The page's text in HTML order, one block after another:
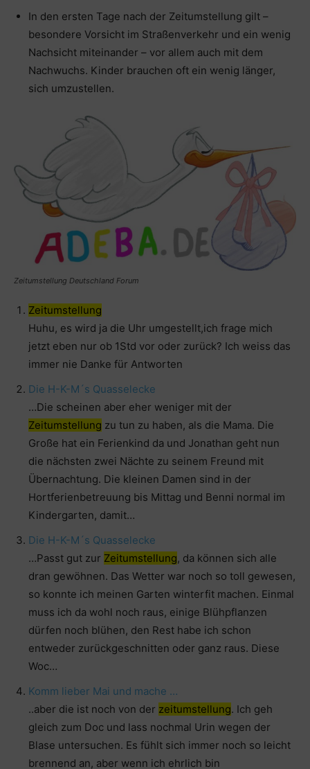
In den ersten Tage nach der Zeitumstellung gilt –
besondere Vorsicht im Straßenverkehr und ein wenig
Nachsicht miteinander – vor allem auch mit dem
Nachwuchs. Kinder brauchen oft ein wenig länger,
sich umzustellen.
Zeitumstellung Deutschland Forum
Zeitumstellung
Huhu, es wird ja die Uhr umgestellt,ich frage mich
jetzt eben nur ob 1Std vor oder zurück? Ich weiss das
immer nie Danke für Antworten
Die H-K-M´s Quasselecke
…Die scheinen aber eher weniger mit der
Zeitumstellung zu tun zu haben, als die Mama. Die
Große hat ein Ferienkind da und Jonathan geht nun
die nächsten zwei Nächte zu seinem Freund mit
Übernachtung. Die kleinen Damen sind in der
Hortferienbetreuung bis Mittag und Benni normal im
Kindergarten, damit…
Die H-K-M´s Quasselecke
…Passt gut zur Zeitumstellung, da können sich alle
dran gewöhnen. Das Wetter war noch so toll gewesen,
so konnte ich meinen Garten winterfit machen. Einmal
muss ich da wohl noch raus, einige Blühpflanzen
dürfen noch blühen, den Rest habe ich schon
entweder zurückgeschnitten oder ganz raus. Diese
Woc…
Komm lieber Mai und mache …
..aber die ist noch von der zeitumstellung. Ich geh
gleich zum Doc und lass nochmal Urin wegen der
Blase untersuchen. Es fühlt sich immer noch so leicht
brennend an, aber wenn ich ehrlich bin